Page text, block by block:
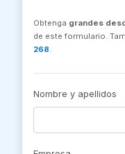
Obtenga grandes
de este formulario.
268.
Nombre y apellidos